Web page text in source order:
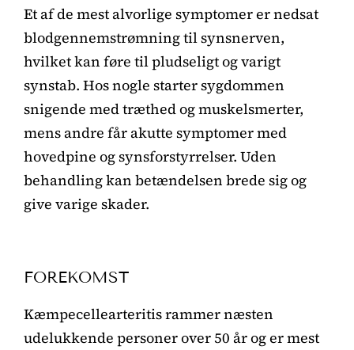
Et af de mest alvorlige symptomer er nedsat
blodgennemstrømning til synsnerven,
hvilket kan føre til pludseligt og varigt
synstab. Hos nogle starter sygdommen
snigende med træthed og muskelsmerter,
mens andre får akutte symptomer med
hovedpine og synsforstyrrelser. Uden
behandling kan betændelsen brede sig og
give varige skader.
FOREKOMST
Kæmpecellearteritis rammer næsten
udelukkende personer over 50 år og er mest